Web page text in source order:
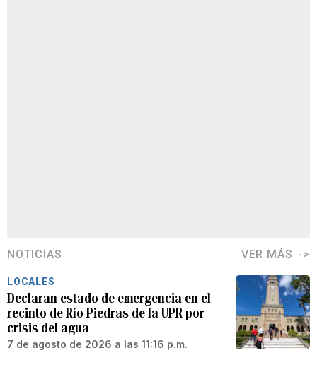
NOTICIAS VER MÁS
LOCALES
Declaran estado de emergencia en el
recinto de Río Piedras de la UPR por
crisis del agua
7 de agosto de 2026 a las 11:16 p.m.